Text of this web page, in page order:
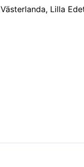
Västerlanda, Lilla